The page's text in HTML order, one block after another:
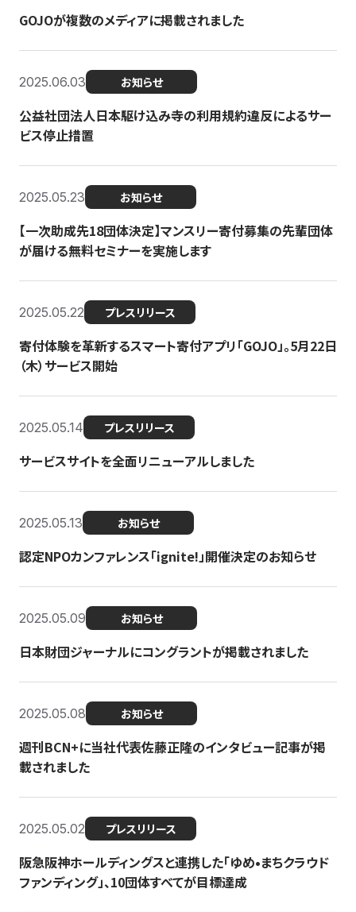
GOJOが複数のメディアに掲載されました
2025.06.03 お知らせ
公益社団法人日本駆け込み寺の利用規約違反によるサー
ビス停止措置
2025.05.23 お知らせ
【一次助成先18団体決定】マンスリー寄付募集の先輩団体
が届ける無料セミナーを実施します
2025.05.22 プレスリリース
寄付体験を革新するスマート寄付アプリ「GOJO」。5月22日
（木）サービス開始
2025.05.14 プレスリリース
サービスサイトを全面リニューアルしました
2025.05.13 お知らせ
認定NPOカンファレンス「ignite!」開催決定のお知らせ
2025.05.09 お知らせ
日本財団ジャーナルにコングラントが掲載されました
2025.05.08 お知らせ
週刊BCN+に当社代表佐藤正隆のインタビュー記事が掲
載されました
2025.05.02 プレスリリース
阪急阪神ホールディングスと連携した「ゆめ•まちクラウド
ファンディング」、10団体すべてが目標達成